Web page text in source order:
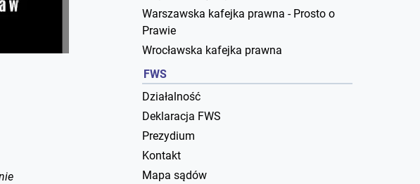
Warszawska kafejka prawna - Prosto o
Prawie
Wrocławska kafejka prawna
FWS
Działalność
Deklaracja FWS
Prezydium
Kontakt
Mapa sądów